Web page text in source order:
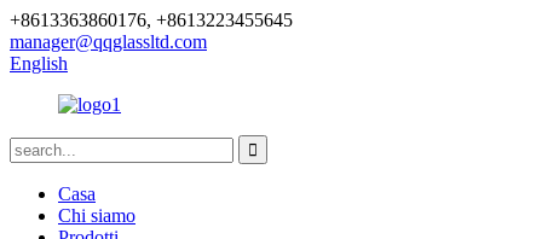
+8613363860176, +8613223455645
manager@qqglassltd.com
English
Casa
Chi siamo